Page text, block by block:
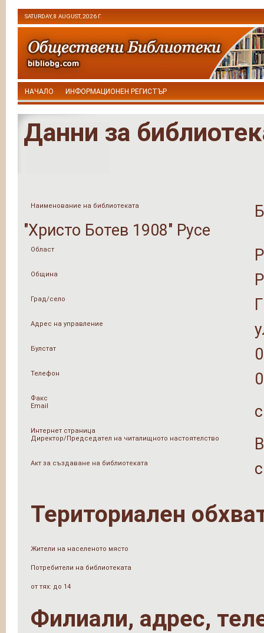
SATURDAY, 8 AUGUST, 2026 Г.
НАЧАЛО ИНФОРМАЦИОНЕН РЕГИСТЪР
Данни за
Наименование на библиотеката
"Христо Ботев 1908" Русе
Област
Община
Град/село
Адрес на управление
Булстат
Телефон
Факс
Email
Интернет страница
Директор/Председател на читалищното настоятелство
Акт за създаване на библиотеката
Териториален
Жители на населеното място
Потребители на библиотеката
от тях: до 14
Филиали, адрес,